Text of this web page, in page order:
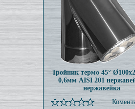
Тройник термо 45°
0,6мм AISI 201
нержавейка